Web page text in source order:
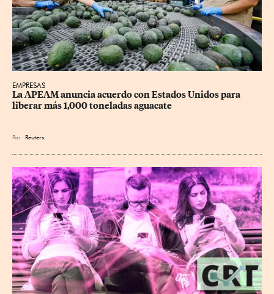
EMPRESAS
La APEAM anuncia acuerdo con Estados Unidos para
liberar más 1,000 toneladas aguacate
Por Reuters